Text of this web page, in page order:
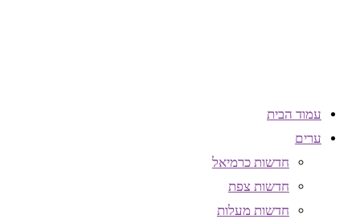
עמוד הבית
ערים
חדשות כרמיאל
חדשות צפת
חדשות מעלות